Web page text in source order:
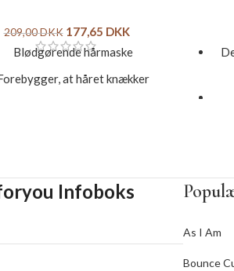
209,00DKK 177,65 DKK
Blødgørende hårmaske
at håret knækker
proteiner, der styrker dit
hår.
Infoboks
As I Am
Bounce